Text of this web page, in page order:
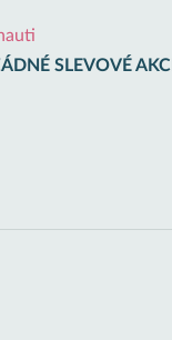
SLEVOVÉ AKCI